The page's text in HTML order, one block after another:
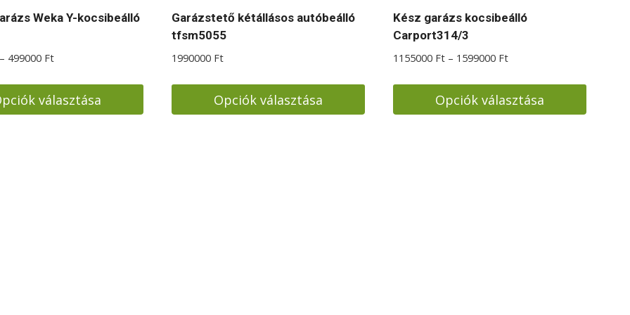
Weka Y-kocsibeálló
– 499000 FtÁrtartomány:
499000 Ft
választása
Garázstető kétállásos autóbeálló
tfsm5055
1990000 Ft
Opciók választása
Kész garázs kocsibeálló
Carport314/3
1155000 Ft – 1599000 FtÁrtartomány:
1599000 Ft
Opciók választása